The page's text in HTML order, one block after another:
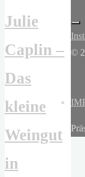
Julie
Caplin –
Das
kleine
Weingut
in
©